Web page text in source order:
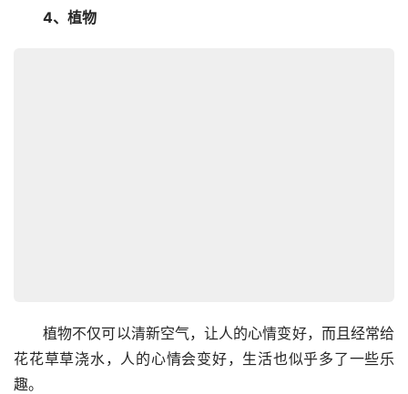
4、植物
植物不仅可以清新空气，让人的心情变好，而且经常给
花花草草浇水，人的心情会变好，生活也似乎多了一些乐
趣。